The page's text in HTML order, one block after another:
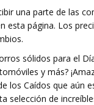
una parte de las
esta página. Los
sólidos para el
y más?
los Caídos que aún
selección de